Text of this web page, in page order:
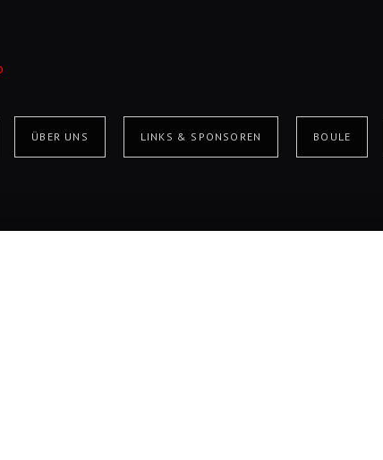
ÜBER UNS LINKS & SPONSOREN BOULE